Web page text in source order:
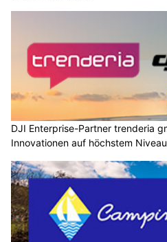
DJI Enterprise-Partner trenderia
Innovationen auf höchstem Niveau